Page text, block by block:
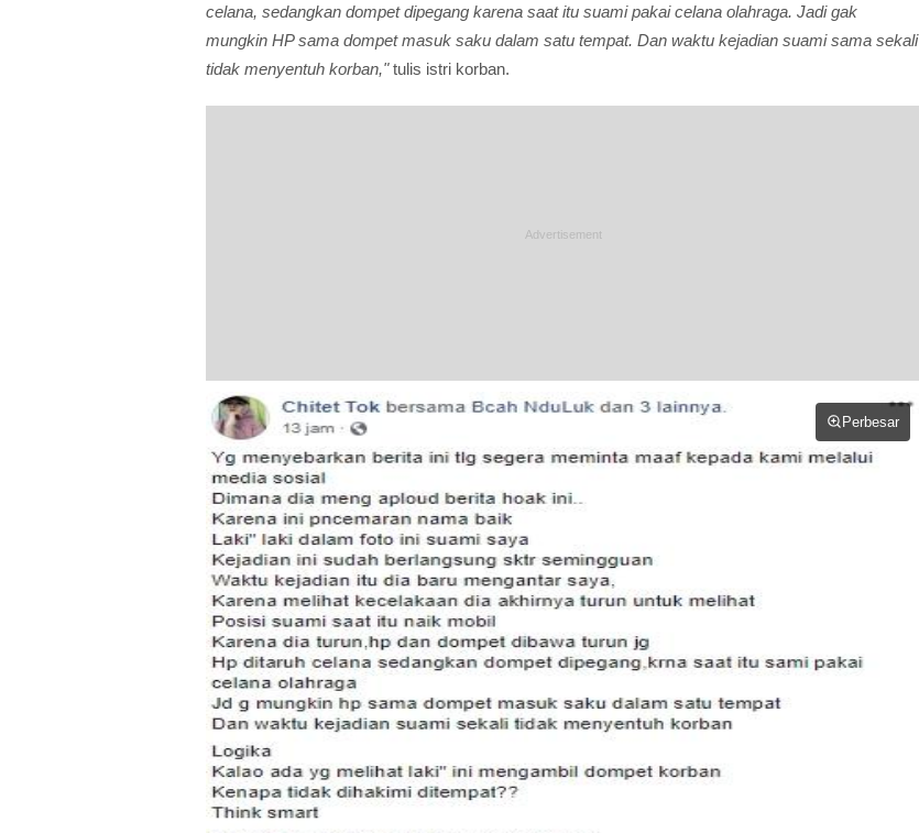
celana, sedangkan dompet dipegang karena saat itu suami pakai celana olahraga. Jadi gak
mungkin HP sama dompet masuk saku dalam satu tempat. Dan waktu kejadian suami sama sekali
tidak menyentuh korban,"tulis istri korban.
Perbesar